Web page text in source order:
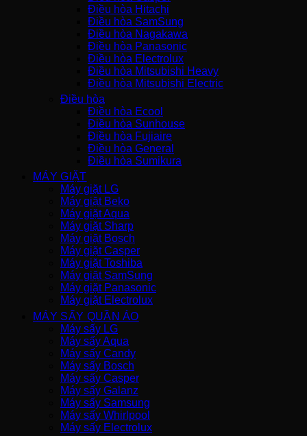
Điều hòa Hitachi
Điều hòa SamSung
Điều hòa Nagakawa
Điều hòa Panasonic
Điều hòa Electrolux
Điều hòa Mitsubishi Heavy
Điều hòa Mitsubishi Electric
Điều hòa
Điều hòa Ecool
Điều hòa Sunhouse
Điều hòa Fujiaire
Điều hòa General
Điều hòa Sumikura
MÁY GIẶT
Máy giặt LG
Máy giặt Beko
Máy giặt Aqua
Máy giặt Sharp
Máy giặt Bosch
Máy giặt Casper
Máy giặt Toshiba
Máy giặt SamSung
Máy giặt Panasonic
Máy giặt Electrolux
MÁY SẤY QUẦN ÁO
Máy sấy LG
Máy sấy Aqua
Máy sấy Candy
Máy sấy Bosch
Máy sấy Casper
Máy sấy Galanz
Máy sấy Samsung
Máy sấy Whirlpool
Máy sấy Electrolux